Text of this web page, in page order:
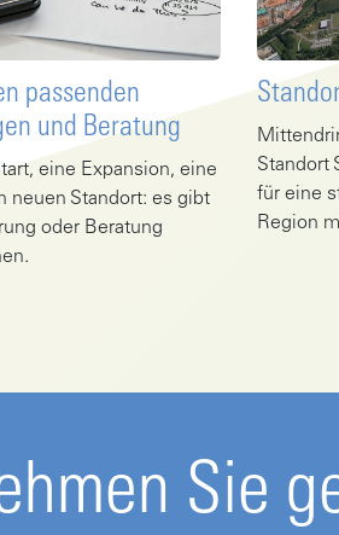
passenden
und Beratung
eine Expansion, eine
neuen Standort: es gibt
oder Beratung
Standort
für eine
Region
Sie